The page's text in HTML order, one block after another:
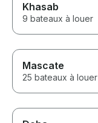
Khasab
9 bateaux à louer
Mascate
25 bateaux à louer